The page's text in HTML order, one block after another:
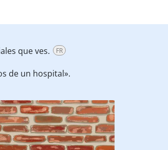
que ves. FR
de un hospital».